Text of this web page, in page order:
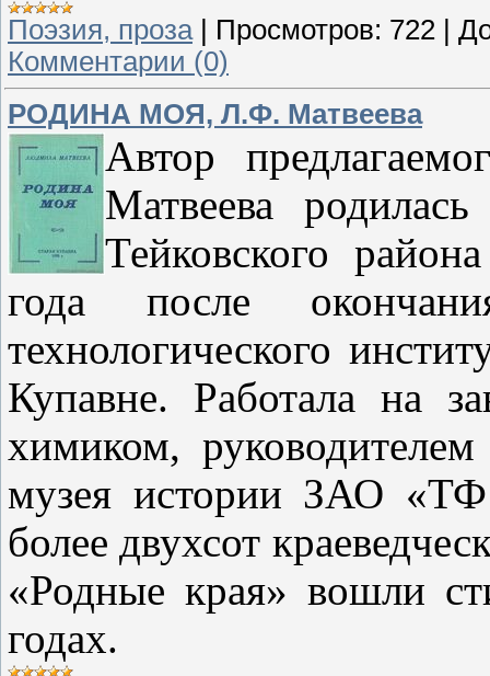
Поэзия, проза| Просмотров: 722
Комментарии (0)
РОДИНА МОЯ, Л.Ф. Матвеева
Автор
Матвеева
Тейковского
года после
технологического
Купавне. Работала на
химиком,
музея истории ЗАО
более двухсот
«Родные края» вошли
годах.